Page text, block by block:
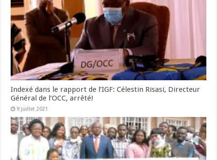
Indexé dans le rapport de l’IGF: Célestin Risasi, Directeur
Général de l’OCC, arrêté!
9 juillet 2021